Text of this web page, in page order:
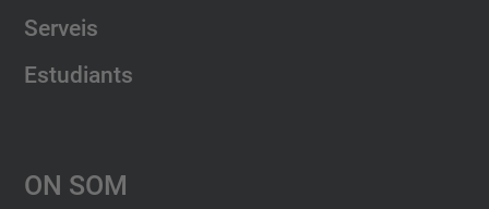
Serveis
Estudiants
On Som